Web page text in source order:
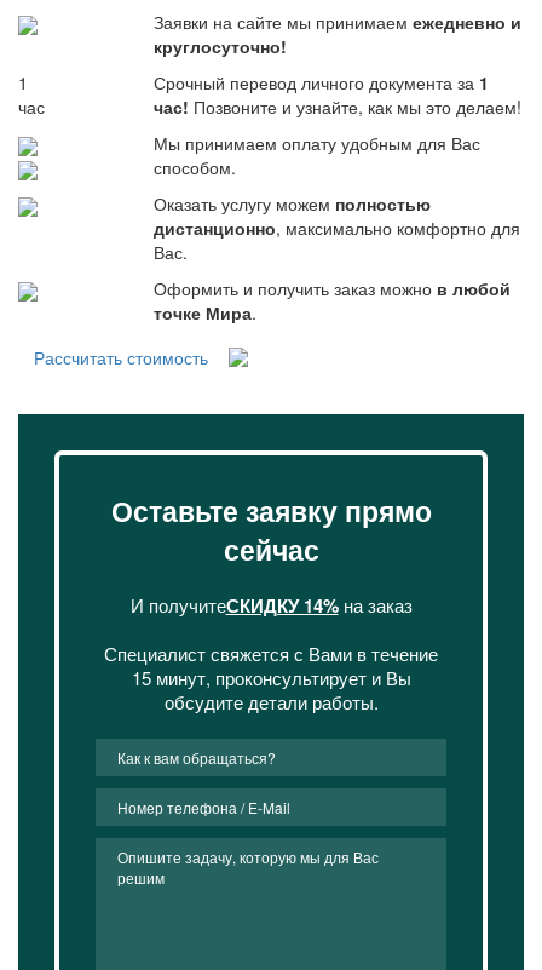
Заявки на сайте мы принимаем ежедневно и
круглосуточно!
1
час
Срочный перевод личного документа за 1
час! Позвоните и узнайте, как мы это делаем!
Мы принимаем оплату удобным для Вас
способом.
Оказать услугу можем полностью
дистанционно, максимально комфортно для
Вас.
Оформить и получить заказ можно в любой
точке Мира.
Рассчитать стоимость
Оставьте заявку прямо
сейчас
И получитеСКИДКУ 14%на заказ
Специалист свяжется с Вами в течение
15 минут, проконсультирует и Вы
обсудите детали работы.